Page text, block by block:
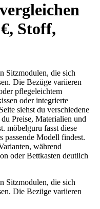
Stoff,
Sitzmodulen, die sich
Die Bezüge variieren
pflegeleichtem
oder integrierte
siehst du verschiedene
Preise, Materialien und
möbelguru fasst diese
passende Modell findest.
während
oder Bettkasten deutlich
Sitzmodulen, die sich
Die Bezüge variieren